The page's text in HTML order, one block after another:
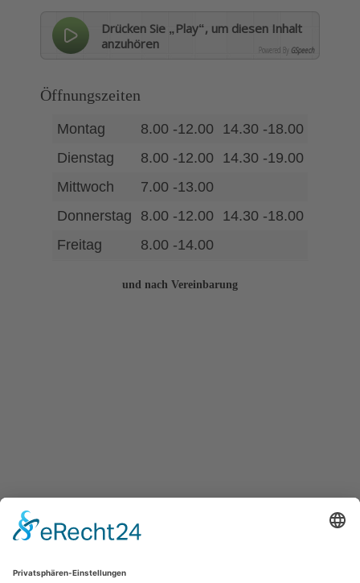
Drücken Sie „Play“, um diesen Inhalt
anzuhören
Powered By GSpeech
Öffnungszeiten
Montag 8.00 -12.00
14.30 -18.00
Dienstag
8.00 -12.00
14.30 -19.00
Mittwoch
7.00 -13.00
Donnerstag
8.00 -12.00
14.30 -18.00
Freitag
8.00 -14.00
und nach Vereinbarung
Bem.: Die Icons sind verlinkt.